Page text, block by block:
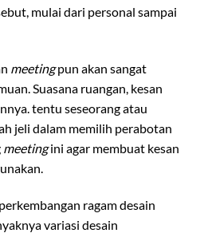
mulai dari personal sampai
meetingpun akan sangat
Suasana ruangan, kesan
tentu seseorang atau
jeli dalam memilih perabotan
meetingini agar membuat kesan
ragam desain
variasi desain